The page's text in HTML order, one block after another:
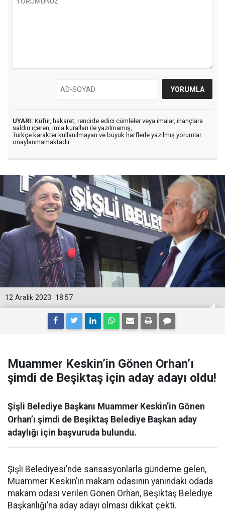
UYARI: Küfür, hakaret, rencide edici cümleler veya imalar, inançlara
saldırı içeren, imla kuralları ile yazılmamış,
Türkçe karakter kullanılmayan ve büyük harflerle yazılmış yorumlar
onaylanmamaktadır.
18:57
12 Aralık 2023
Muammer Keskin’in Gönen Orhan’ı
şimdi de Beşiktaş için aday adayı oldu!
Şişli Belediye Başkanı Muammer Keskin’in Gönen
Orhan’ı şimdi de Beşiktaş Belediye Başkan aday
adaylığı için başvuruda bulundu.
Şişli Belediyesi’nde sansasyonlarla gündeme gelen,
Muammer Keskin’in makam odasının yanındaki odada
makam odası verilen Gönen Orhan, Beşiktaş Belediye
Başkanlığı’na aday adayı olması dikkat çekti.